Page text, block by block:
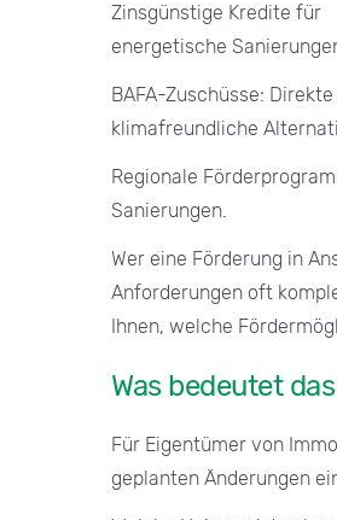
Zinsgünstige Kredite für
energetische
BAFA-Zuschüsse:
klimafreundliche
Regionale
Sanierungen.
Wer eine Förderung in
Anforderungen oft
Ihnen, welche
Was bedeutet
Für Eigentümer von
geplanten Änderungen